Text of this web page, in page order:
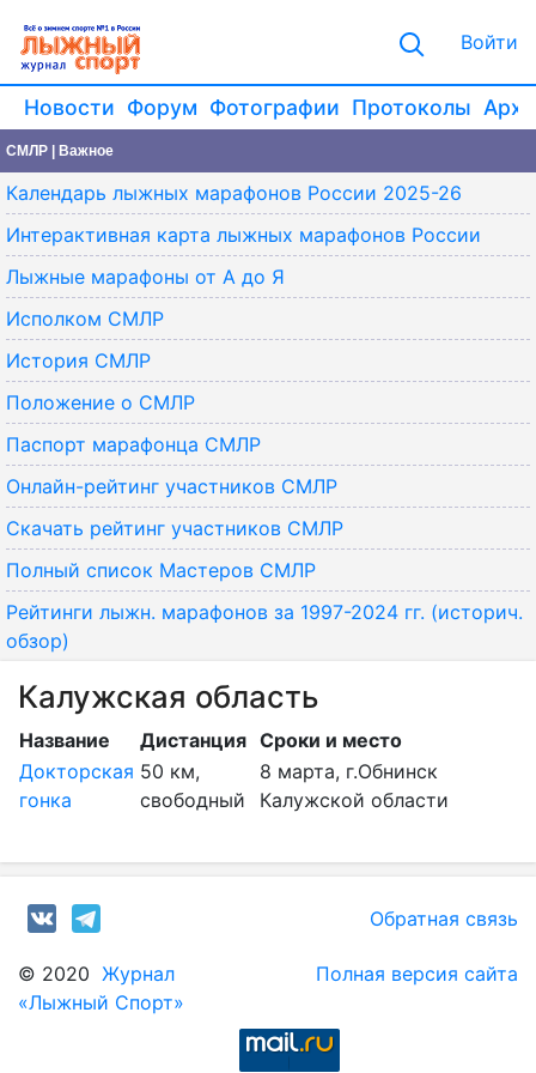
Войти
Новости Форум Фотографии Протоколы
СМЛР | Важное
Календарь лыжных марафонов России 2025-26
Интерактивная карта лыжных марафонов России
Лыжные марафоны от А до Я
Исполком СМЛР
История СМЛР
Положение о СМЛР
Паспорт марафонца СМЛР
Онлайн-рейтинг участников СМЛР
Скачать рейтинг участников СМЛР
Полный список Мастеров СМЛР
Рейтинги лыжн. марафонов за 1997-2024 гг. (историч.
обзор)
Калужская область
Название Дистанция Сроки и место
Докторская
гонка
50 км,
свободный
8 марта, г.Обнинск
Калужской области
Обратная связь
© 2020 Журнал
«Лыжный Спорт»
Полная версия сайта